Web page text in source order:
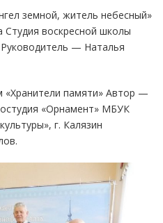
земной, житель небесный»
воскресной школы
Руководитель — Наталья
памяти» Автор —
«Орнамент» МБУК
г. Калязин